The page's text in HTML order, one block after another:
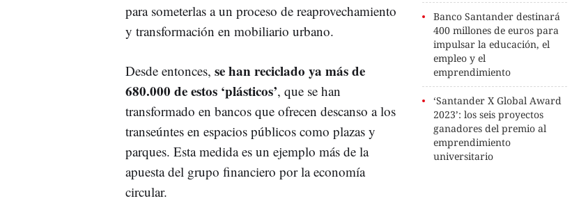
Banco Santander destinará
400 millones de euros para
impulsar la educación, el
empleo y el
emprendimiento
‘Santander X Global Award
2023’: los seis proyectos
ganadores del premio al
emprendimiento
universitario
para someterlas a un proceso de reaprovechamiento
y transformación en mobiliario urbano.
Desde entonces, se han reciclado ya más de
680.000 de estos ‘plásticos’, que se han
transformado en bancos que ofrecen descanso a los
transeúntes en espacios públicos como plazas y
parques. Esta medida es un ejemplo más de la
apuesta del grupo financiero por la economía
circular.